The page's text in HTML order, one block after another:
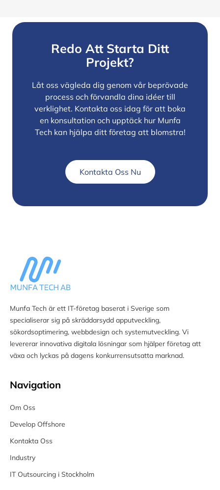
Redo Att Starta Ditt
Projekt?
Låt oss vägleda dig genom vår beprövade
process och förvandla dina idéer till
verklighet. Kontakta oss idag för att boka
en konsultation och upptäck hur Munfa
Tech kan hjälpa ditt företag att blomstra!
Kontakta Oss Nu
Munfa Tech är ett IT-företag baserat i Sverige som
specialiserar sig på skräddarsydd apputveckling,
sökordsoptimering, webbdesign och systemutveckling. Vi
levererar innovativa digitala lösningar som hjälper företag att
växa och lyckas på dagens konkurrensutsatta marknad.
Navigation
Om Oss
Develop Offshore
Kontakta Oss
Industry
IT Outsourcing i Stockholm